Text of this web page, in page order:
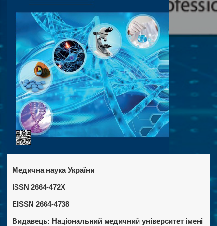
Медична наука України
ISSN 2664-472X
EISSN 2664-4738
Видавець: Національний медичний університет імені